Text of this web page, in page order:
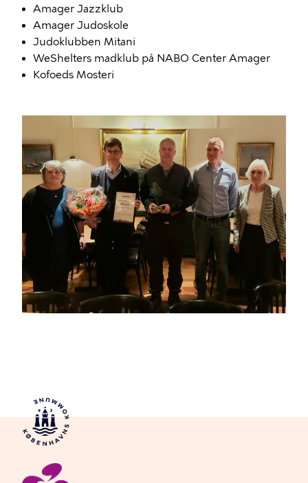
Amager Jazzklub
Amager Judoskole
Judoklubben Mitani
WeShelters madklub på NABO Center Amager
Kofoeds Mosteri